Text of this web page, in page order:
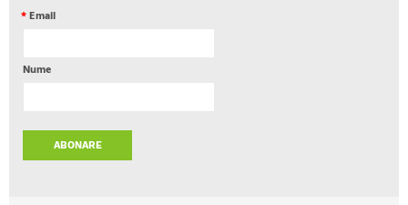
*Email
Nume
ABONARE